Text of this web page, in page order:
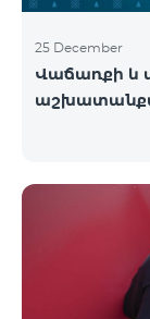
25 December
Վաճառքի և